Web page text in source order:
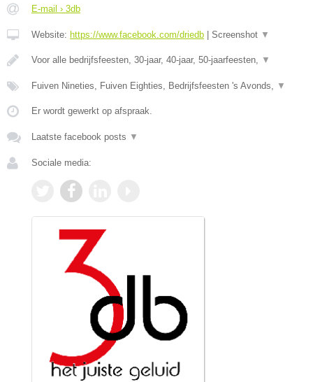
E-mail › 3db
Website: https://www.facebook.com/driedb Screenshot ▼
Voor alle bedrijfsfeesten, 30-jaar, 40-jaar, 50-jaarfeesten, ▼
Fuiven Nineties, Fuiven Eighties, Bedrijfsfeesten 's Avonds, ▼
Er wordt gewerkt op afspraak.
Laatste facebook posts ▼
Sociale media: